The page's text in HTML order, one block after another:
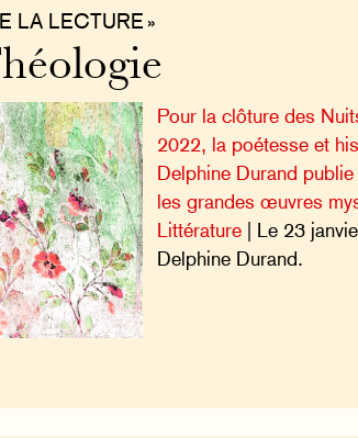
LA LECTURE »
Pour la clôture des
2022, la poétesse et
Delphine Durand
les grandes œuvres
Littérature | Le 23
Delphine Durand.